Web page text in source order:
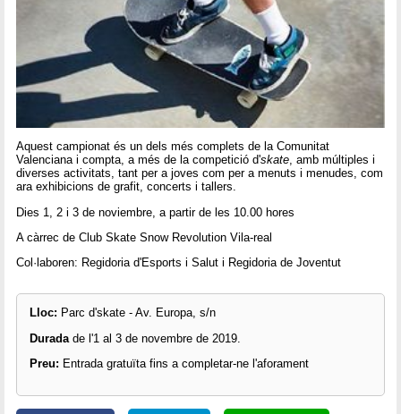
Aquest campionat és un dels més complets de la Comunitat
Valenciana i compta, a més de la competició d'skate, amb múltiples i
diverses activitats, tant per a joves com per a menuts i menudes, com
ara exhibicions de grafit, concerts i tallers.
Dies 1, 2 i 3 de noviembre, a partir de les 10.00 hores
A càrrec de Club Skate Snow Revolution Vila-real
Col·laboren: Regidoria d'Esports i Salut i Regidoria de Joventut
Lloc: Parc d'skate - Av. Europa, s/n
Durada de l'1 al 3 de novembre de 2019.
Preu: Entrada gratuïta fins a completar-ne l'aforament